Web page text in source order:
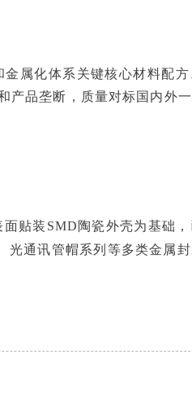
属化体系关键核心材料配方
品垄断，质量对标国内外一
贴装SMD陶瓷外壳为基础
通讯管帽系列等多类金属